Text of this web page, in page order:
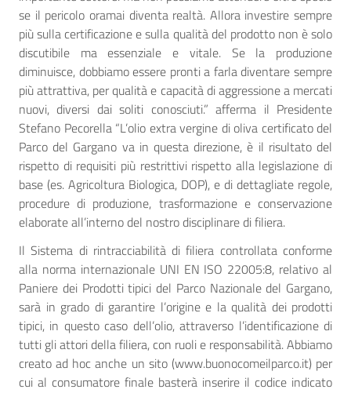
se il pericolo oramai diventa realtà. Allora investire sempre
più sulla certificazione e sulla qualità del prodotto non è solo
discutibile ma essenziale e vitale. Se la produzione
diminuisce, dobbiamo essere pronti a farla diventare sempre
più attrattiva, per qualità e capacità di aggressione a mercati
nuovi, diversi dai soliti conosciuti.” afferma il Presidente
Stefano Pecorella “L’olio extra vergine di oliva certificato del
Parco del Gargano va in questa direzione, è il risultato del
rispetto di requisiti più restrittivi rispetto alla legislazione di
base (es. Agricoltura Biologica, DOP), e di dettagliate regole,
procedure di produzione, trasformazione e conservazione
elaborate all’interno del nostro disciplinare di filiera.
Il Sistema di rintracciabilità di filiera controllata conforme
alla norma internazionale UNI EN ISO 22005:8, relativo al
Paniere dei Prodotti tipici del Parco Nazionale del Gargano,
sarà in grado di garantire l’origine e la qualità dei prodotti
tipici, in questo caso dell’olio, attraverso l’identificazione di
tutti gli attori della filiera, con ruoli e responsabilità. Abbiamo
creato ad hoc anche un sito (www.buonocomeilparco.it) per
cui al consumatore finale basterà inserire il codice indicato